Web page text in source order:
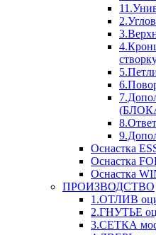
Оснастка
Оснастка
Оснастка
ПРОИЗВОДСТВО
1.ОТЛИВ
2.ГНУТЬЕ
3.СЕТКА